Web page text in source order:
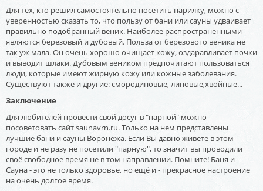
Для тех, кто решил самостоятельно посетить парилку, можно с
уверенностью сказать то, что пользу от бани или сауны удваивает
правильно подобранный веник. Наиболее распространенными
являются березовый и дубовый. Польза от березового веника не
так уж мала. Он очень хорошо очищает кожу, оздаравливает почки
и выводит шлаки. Дубовым веником предпочитают пользоваться
люди, которые имеют жирную кожу или кожные заболевания.
Существуют также и другие: смородиновые, липовые,хвойные...
Заключение
Для любителей провести свой досуг в "парной" можно
посоветовать сайт saunavrn.ru. Только на нем представлены
лучшие бани и сауны Воронежа. Если Вы давно живёте в этом
городе и не разу не посетили "парную", то значит вы проводили
своё свободное время не в том направлении. Помните! Баня и
Сауна - это не только здоровье, но ещё и - прекрасное настроение
на очень долгое время.